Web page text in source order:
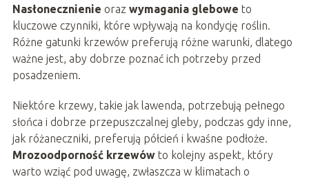
Nasłonecznienie oraz wymagania glebowe to
kluczowe czynniki, które wpływają na kondycję roślin.
Różne gatunki krzewów preferują różne warunki, dlatego
ważne jest, aby dobrze poznać ich potrzeby przed
posadzeniem.
Niektóre krzewy, takie jak lawenda, potrzebują pełnego
słońca i dobrze przepuszczalnej gleby, podczas gdy inne,
jak różaneczniki, preferują półcień i kwaśne podłoże.
Mrozoodporność krzewówto kolejny aspekt, który
warto wziąć pod uwagę, zwłaszcza w klimatach o